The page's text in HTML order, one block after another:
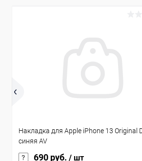
Накладка для Apple iPhone 13 Original
синяя AV
690 руб. / шт